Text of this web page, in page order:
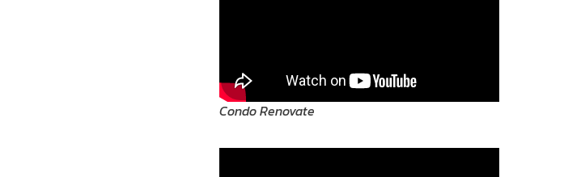
Condo Renovate